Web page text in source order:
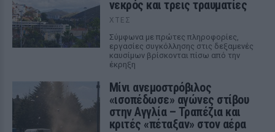
νεκρός και τρεις τραυματίες
ΧΤΕΣ
Σύμφωνα με πρώτες πληροφορίες,
εργασίες συγκόλλησης στις δεξαμενές
καυσίμων βρίσκονται πίσω από την
έκρηξη
Μίνι ανεμοστρόβιλος
«ισοπέδωσε» αγώνες στίβου
στην Αγγλία – Τραπέζια και
κριτές «πέταξαν» στον αέρα